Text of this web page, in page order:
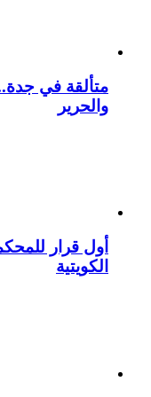
متألقة في
والحرير
أول قرار
الكويتية